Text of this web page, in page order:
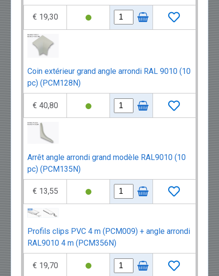
€ 19,30
Coin extérieur grand angle arrondi RAL 9010 (10
pc) (PCM128N)
€ 40,80
Arrêt angle arrondi grand modèle RAL9010 (10
pc) (PCM135N)
€ 13,55
Profils clips PVC 4 m (PCM009) + angle arrondi
RAL9010 4 m (PCM356N)
€ 19,70